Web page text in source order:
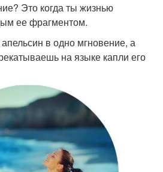
Это когда ты жизнью
ее фрагментом.
в одно мгновение, а
на языке капли его